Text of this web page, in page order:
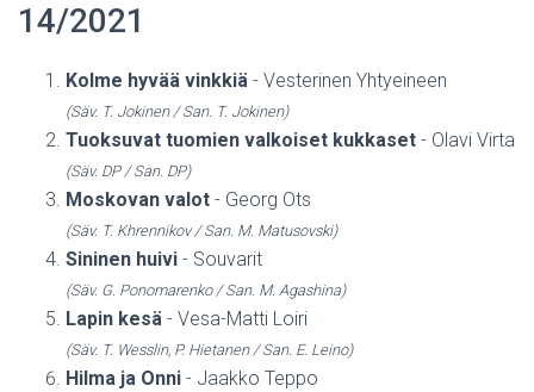
I
14/2021
Kolme hyvää vinkkiä - Vesterinen Yhtyeineen
(Säv. T. Jokinen / San. T. Jokinen)
Tuoksuvat tuomien valkoiset kukkaset - Olavi Virta
(Säv. DP / San. DP)
Moskovan valot - Georg Ots
(Säv. T. Khrennikov / San. M. Matusovski)
Sininen huivi - Souvarit
(Säv. G. Ponomarenko / San. M. Agashina)
Lapin kesä - Vesa-Matti Loiri
(Säv. T. Wesslin, P. Hietanen / San. E. Leino)
Hilma ja Onni - Jaakko Teppo